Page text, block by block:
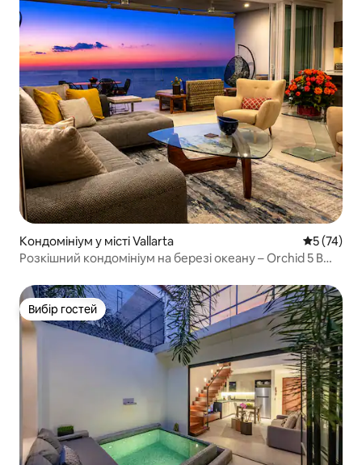
Кондомініум у місті Vallarta Середня
5 (74)
Розкішний кондомініум на березі океану – Orchid 5 B
Вибір гостей
Вибір гостей